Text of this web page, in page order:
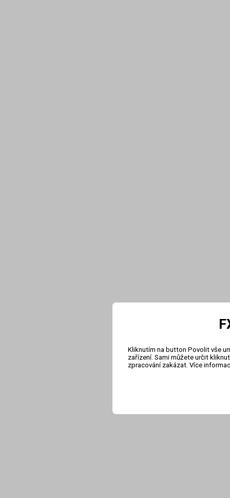
Kliknutím na button Povolit vše
zařízení. Sami můžete určit
zpracování zakázat. Více